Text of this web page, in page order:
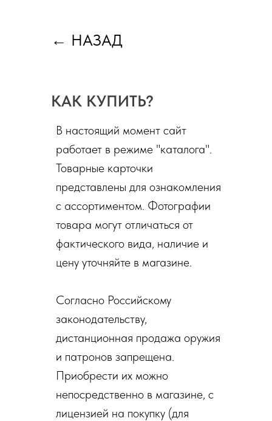
← НАЗАД
В настоящий момент сайт
работает в режиме "каталога".
Товарные карточки
представлены для ознакомления
с ассортиментом. Фотографии
товара могут отличаться от
фактического вида, наличие и
цену уточняйте в магазине.
Согласно Российскому
законодательству,
дистанционная продажа оружия
и патронов запрещена.
Приобрести их можно
непосредственно в магазине, с
лицензией на покупку (для
КАК КУПИТЬ?